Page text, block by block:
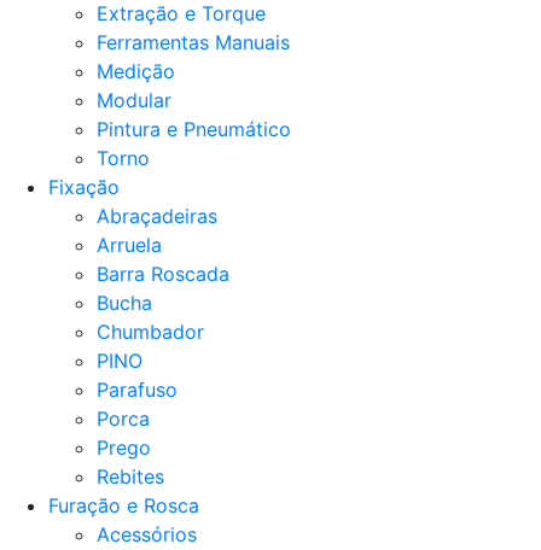
Extração e Torque
Ferramentas Manuais
Medição
Modular
Pintura e Pneumático
Torno
Fixação
Abraçadeiras
Arruela
Barra Roscada
Bucha
Chumbador
PINO
Parafuso
Porca
Prego
Rebites
Furação e Rosca
Acessórios